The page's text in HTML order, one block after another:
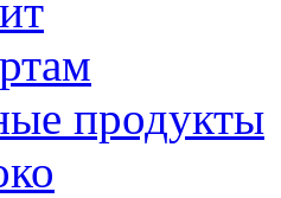
продукты